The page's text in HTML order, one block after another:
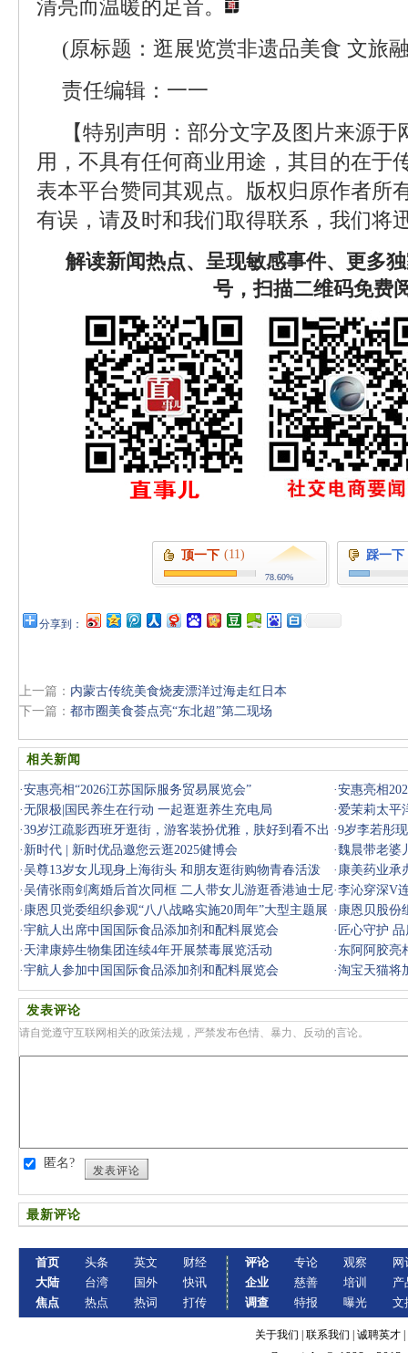
清亮而温暖的足音。
(原标题：逛展览赏非遗品美食 文旅
责任编辑：一一
【特别声明：部分文字及图片来源
用，不具有任何商业用途，其目的在于
表本平台赞同其观点。版权归原作者所
有误，请及时和我们取得联系，我们将
解读新闻热点、呈现敏感事件、更多
号，扫描二维码免费
顶一下 (11)
78.60%
踩一下
分享到：
上一篇： 内蒙古传统美食烧麦漂洋过海走红日本
下一篇： 都市圈美食荟点亮“东北超”第二现场
相关新闻
·安惠亮相“2026江苏国际服务贸易展览会” ·安惠亮相
·无限极|国民养生在行动 一起逛逛养生充电局 ·爱茉莉太平
·39岁江疏影西班牙逛街，游客装扮优雅，肤好到看不出
年纪
·9岁李若彤
态超好
· 新时代 | 新时优品邀您云逛2025健博会 ·魏晨带老婆
·吴尊13岁女儿现身上海街头 和朋友逛街购物青春活泼 · 康美药业承
·吴倩张雨剑离婚后首次同框 二人带女儿游逛香港迪士尼·李沁穿深V
· 康恩贝党委组织参观“八八战略实施20周年”大型主题展
览
· 康恩贝股份
题展览
·宇航人出席中国国际食品添加剂和配料展览会 · 匠心守护
品添加剂
· 天津康婷生物集团连续4年开展禁毒展览活动 · 东阿阿胶亮
·宇航人参加中国国际食品添加剂和配料展览会 ·淘宝天猫将
发表评论
请自觉遵守互联网相关的政策法规，严禁发布色情、暴力、反动的言论。
匿名?
发表评论
最新评论
首页
大陆
焦点
头条
台湾
热点
英文
国外
热词
财经
快讯
打传
评论
企业
调查
专论
慈善
特报
观察
培训
曝光
网
产
文
关于我们 联系我们 诚聘英才